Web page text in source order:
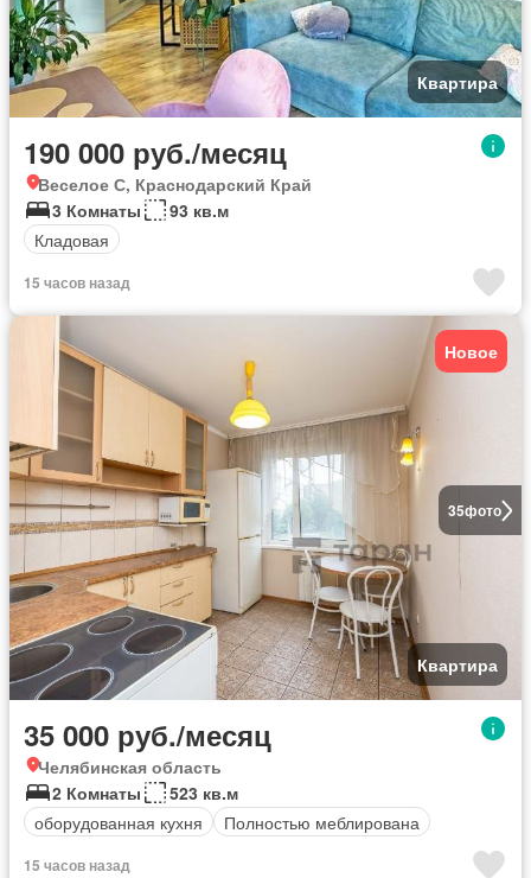
Квартира
190 000 руб./месяц
Веселое С, Краснодарский Край
3 Комнаты
93 кв.м
Кладовая
15 часов назад
35фото
Новое
Квартира
35 000 руб./месяц
Челябинская область
2 Комнаты
523 кв.м
оборудованная кухня
Полностью меблирована
15 часов назад